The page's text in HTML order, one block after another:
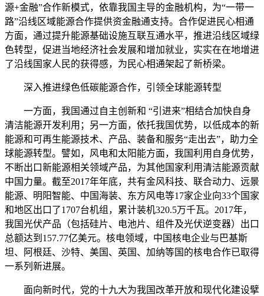
源+金融”合作新模式，依靠我国主导的金融机构，为“一带一
路”沿线区域能源合作提供资金融通支持。合作促进民心相通
方面，通过提升能源基础设施互联互通水平，推进沿线区域绿
色转型，促进当地经济社会发展和增加就业，实实在在地增进
了沿线国家人民的获得感，为民心相通架起了新桥梁。
深入推进绿色低碳能源合作，引领全球能源转型
一方面，我国通过自主创新和 “引进来”相结合加快自身
清洁能源开发利用；另一方面，依托我国优势，以低成本的新
能源和可再生能源技术、产品、装备和服务“走出去”，助力全
球能源转型。譬如，风电和太阳能方面，我国利用自身优势，
不断出口新能源相关领域产品，为其他国家利用清洁能源贡献
中国力量。截至2017年年底，共有金风科技、联合动力、远景
能源、明阳智能、中国海装、东方风电等17家企业向33个国家
和地区出口了1707台机组，累计装机320.5万千瓦。2017年，
我国光伏产品（包括硅片、电池片、组件及光伏逆变器）出口
总额达到157.77亿美元。核电领域，中国核电企业与巴基斯
坦、阿根廷、沙特、美国、英国、加纳等国的核电合作已取得
一系列新进展。
面向新时代，党的十九大为我国改革开放和现代化建设擘